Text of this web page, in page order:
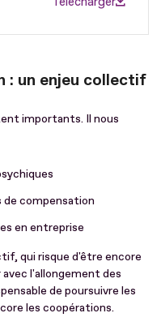
: un enjeu collectif
importants. Il nous
de compensation
en entreprise
qui risque d'être encore
avec l'allongement des
de poursuivre les
les coopérations.